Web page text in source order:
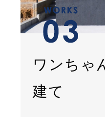
ワンちゃ
建て